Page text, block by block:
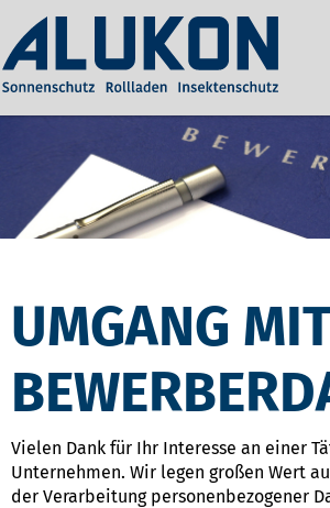
UMGANG
Vielen Dank für Ihr Interesse an einer
Unternehmen. Wir legen großen Wert
der Verarbeitung personenbezogener